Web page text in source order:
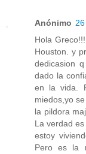
Anónimo
Hola
Houston. y
dedicasion
dado la
en la vida.
miedos,yo
la pildora
La verdad
estoy
Pero es la